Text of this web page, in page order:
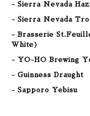
- Sierra Nevada
- Sierra Nevada
- Brasserie
White)
- YO-HO Brewing
- Guinness Draught
- Sapporo Yebisu